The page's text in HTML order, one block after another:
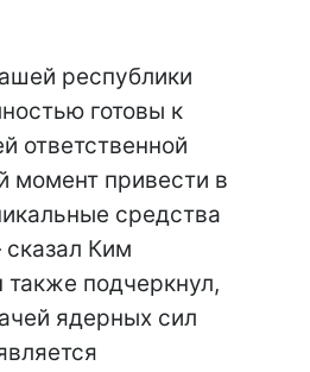
республики
готовы к
ответственной
момент привести в
средства
Ким
подчеркнул,
ядерных сил